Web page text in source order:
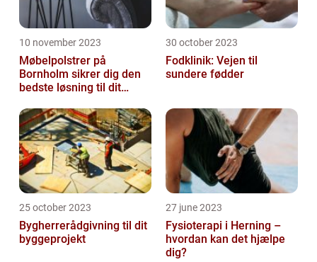
10 november 2023
Møbelpolstrer på
Bornholm sikrer dig den
bedste løsning til dit
30 october 2023
Fodklinik: Vejen til
sundere fødder
25 october 2023
Bygherrerådgivning til dit
byggeprojekt
27 june 2023
Fysioterapi i Herning –
hvordan kan det hjælpe
dig?